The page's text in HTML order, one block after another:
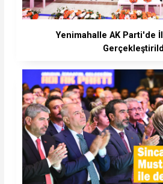
Yenimahalle AK Parti'de